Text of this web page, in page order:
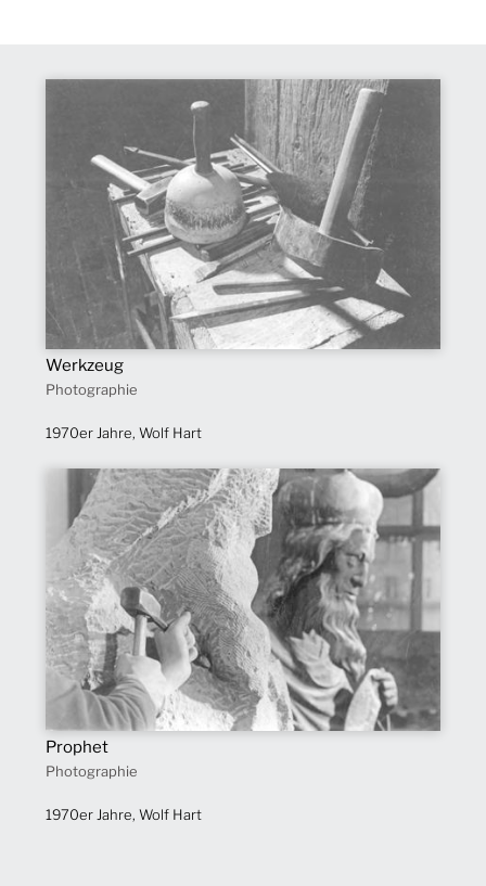
Werkzeug
Photographie
1970er Jahre, Wolf Hart
Prophet
Photographie
1970er Jahre, Wolf Hart